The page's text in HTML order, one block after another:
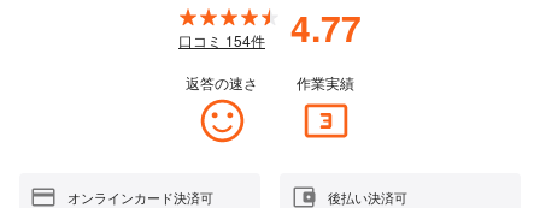
口コミ 154件 4.77
返答の速さ 作業実績
オンラインカード決済可 後払い決済可